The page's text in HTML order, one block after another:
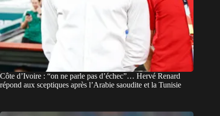
Côte d’Ivoire : “on ne parle pas d’échec”… Hervé Renard
répond aux sceptiques après l’Arabie saoudite et la Tunisie